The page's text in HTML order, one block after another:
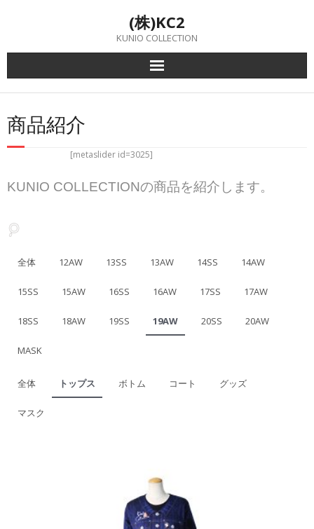
(株)KC2
KUNIO COLLECTION
商品紹介
[metaslider id=3025]
KUNIO COLLECTIONの商品を紹介します。
全体 12AW 13SS 13AW 14SS 14AW
15SS 15AW 16SS 16AW 17SS 17AW
18SS 18AW 19SS 19AW 20SS 20AW
MASK
全体 トップス ボトム コート グッズ
マスク